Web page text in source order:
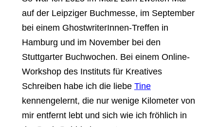
auf der Leipziger Buchmesse, im September
bei einem GhostwriterInnen-Treffen in
Hamburg und im November bei den
Stuttgarter Buchwochen. Bei einem Online-
Workshop des Instituts für Kreatives
Schreiben habe ich die liebe Tine
kennengelernt, die nur wenige Kilometer von
mir entfernt lebt und sich wie ich fröhlich in